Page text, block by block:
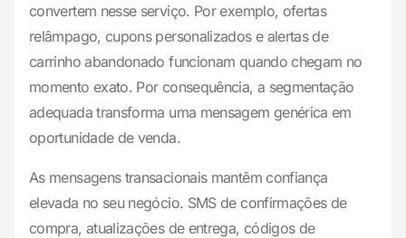
convertem nesse serviço. Por exemplo, ofertas
relâmpago, cupons personalizados e alertas de
carrinho abandonado funcionam quando chegam no
momento exato. Por consequência, a segmentação
adequada transforma uma mensagem genérica em
oportunidade de venda.
As mensagens transacionais mantêm confiança
elevada no seu negócio. SMS de confirmações de
compra, atualizações de entrega, códigos de